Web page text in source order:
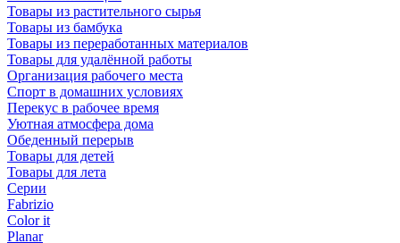
Товары из растительного сырья
Товары из бамбука
Товары из переработанных материалов
Товары для удалённой работы
Организация рабочего места
Спорт в домашних условиях
Перекус в рабочее время
Уютная атмосфера дома
Обеденный перерыв
Товары для детей
Товары для лета
Серии
Fabrizio
Color it
Planar